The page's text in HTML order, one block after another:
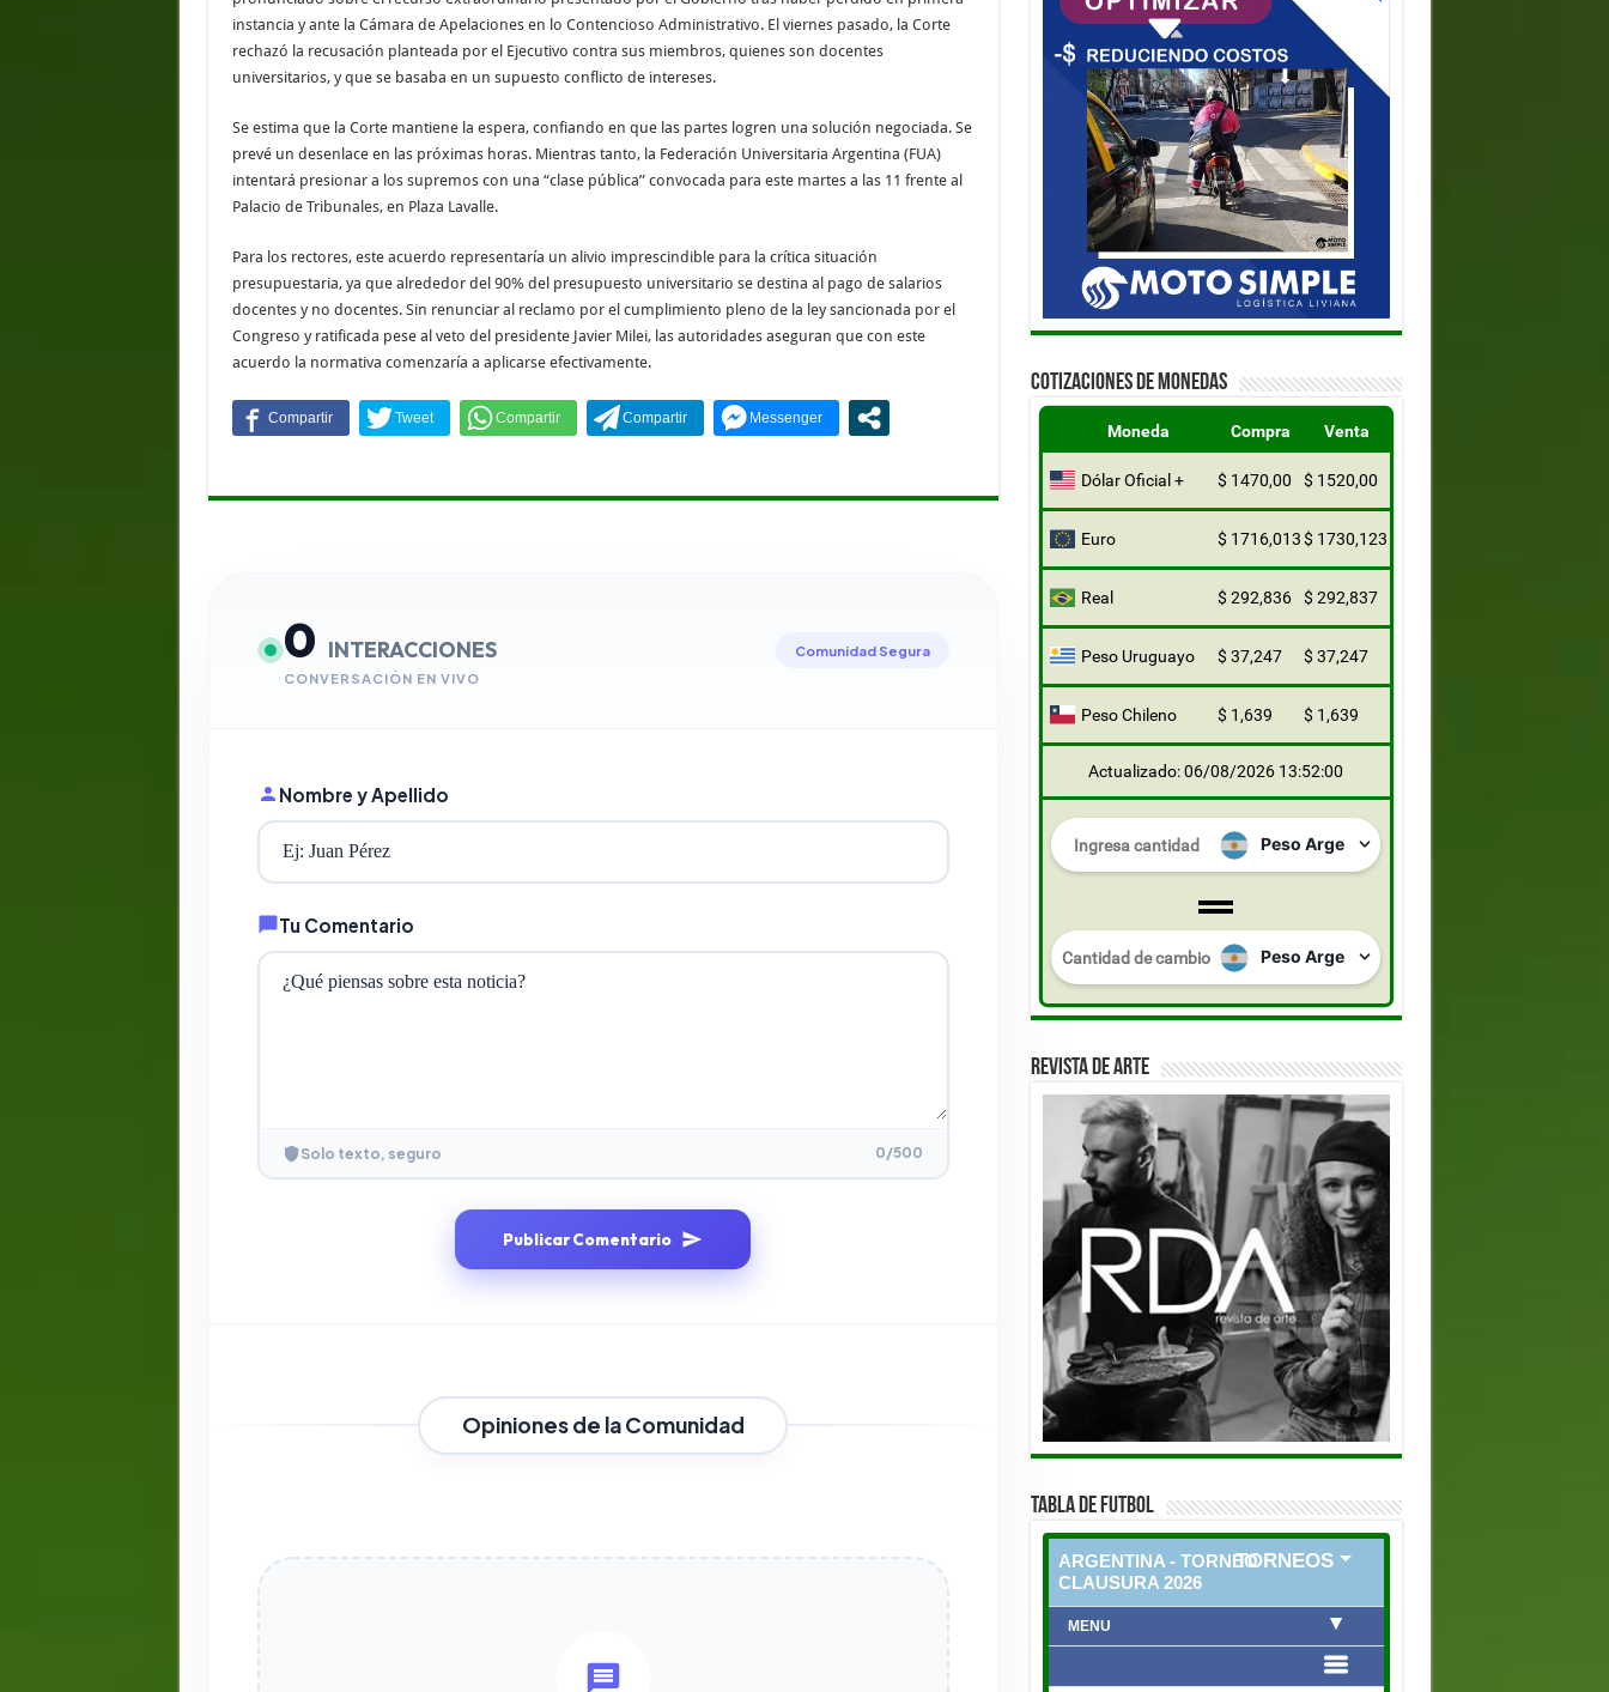
instancia y ante la Cámara de Apelaciones en lo Contencioso Administrativo. El viernes pasado, la Corte
rechazó la recusación planteada por el Ejecutivo contra sus miembros, quienes son docentes
universitarios, y que se basaba en un supuesto conflicto de intereses.
Se estima que la Corte mantiene la espera, confiando en que las partes logren una solución negociada. Se
prevé un desenlace en las próximas horas. Mientras tanto, la Federación Universitaria Argentina (FUA)
intentará presionar a los supremos con una “clase pública” convocada para este martes a las 11 frente al
Palacio de Tribunales, en Plaza Lavalle.
Para los rectores, este acuerdo representaría un alivio imprescindible para la crítica situación
presupuestaria, ya que alrededor del 90% del presupuesto universitario se destina al pago de salarios
docentes y no docentes. Sin renunciar al reclamo por el cumplimiento pleno de la ley sancionada por el
Congreso y ratificada pese al veto del presidente Javier Milei, las autoridades aseguran que con este
acuerdo la normativa comenzaría a aplicarse efectivamente.
0 INTERACCIONES
CONVERSACIÓN EN VIVO
Comunidad Segura
Nombre y Apellido
Tu Comentario
Solo texto, seguro 0/500
Publicar Comentario
Opiniones de la Comunidad
COTIZACIONES DE MONEDAS
Moneda Compra Venta
Dólar Oficial + $ 1470,00 $ 1520,00
Euro $ 1716,013$ 1730,123
Real $ 292,836 $ 292,837
Peso Uruguayo $ 37,247 $ 37,247
Peso Chileno $ 1,639 $ 1,639
Actualizado: 06/08/2026 13:52:00
REVISTA DE ARTE
TABLA DE FUTBOL